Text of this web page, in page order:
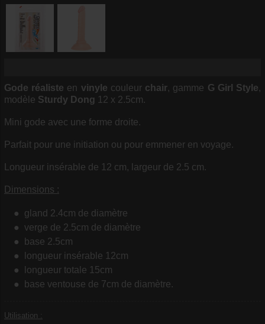
Gode réaliste en vinyle couleur chair, gamme G Girl Style,
modèle Sturdy Dong 12 x 2.5cm.
Mini gode avec une forme droite.
Parfait pour une initiation ou pour emmener en voyage.
Longueur insérable de 12 cm, largeur de 2.5 cm.
Dimensions :
gland 2.4cm de diamètre
verge de 2.5cm de diamètre
base 2.5cm
longueur insérable 12cm
longueur totale 15cm
base ventouse de 7cm de diamètre.
Utilisation :